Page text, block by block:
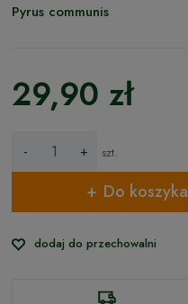
Pyrus communis
29,90 zł
- + szt.
Do koszyka
dodaj do przechowalni